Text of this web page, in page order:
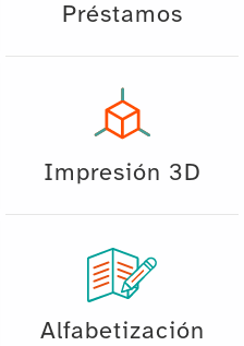
Préstamos
Impresión 3D
Alfabetización